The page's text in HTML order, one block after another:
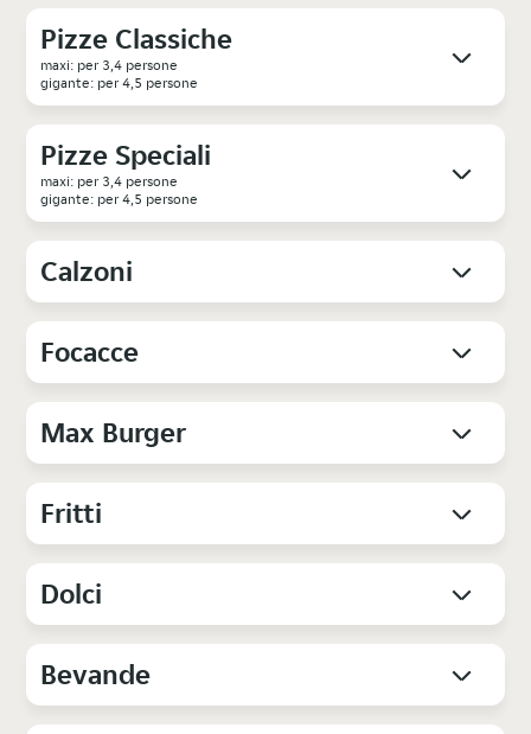
Pizze Classiche
maxi: per 3,4 persone
gigante: per 4,5 persone
Pizze Speciali
maxi: per 3,4 persone
gigante: per 4,5 persone
Calzoni
Focacce
Max Burger
Fritti
Dolci
Bevande